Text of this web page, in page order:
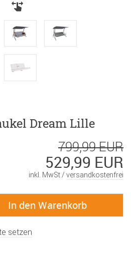
Dream Lille
799,99 EUR
529,99 EUR
inkl. MwSt / versandkostenfrei
setzen